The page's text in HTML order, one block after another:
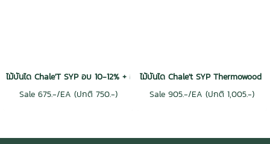
ไม้บันได Chale'T SYP อบ 10-12% + อัดน้ำยา CCA H3 จมูกโค้ง สีธรรมชาติ
Sale 675.-/EA (ปกติ 750.-)
ไม้บันได Chale't SYP Thermowood
Sale 905.-/EA (ปกติ 1,005.-)